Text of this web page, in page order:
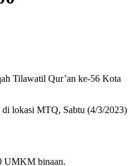
Tilawatil Qur’an ke-56 Kota
di lokasi MTQ, Sabtu (4/3/2023)
UMKM binaan.